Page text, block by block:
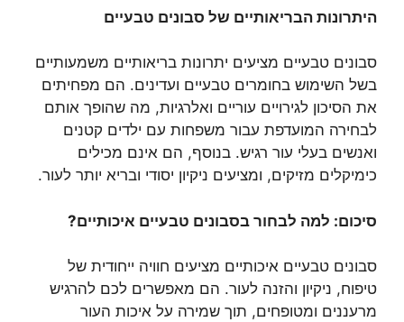
היתרונות הבריאותיים של סבונים טבעיים
סבונים טבעיים מציעים יתרונות בריאותיים משמעותיים
בשל השימוש בחומרים טבעיים ועדינים. הם מפחיתים
את הסיכון לגירויים עוריים ואלרגיות, מה שהופך אותם
לבחירה המועדפת עבור משפחות עם ילדים קטנים
ואנשים בעלי עור רגיש. בנוסף, הם אינם מכילים
כימיקלים מזיקים, ומציעים ניקיון יסודי ובריא יותר לעור.
סיכום: למה לבחור בסבונים טבעיים איכותיים?
סבונים טבעיים איכותיים מציעים חוויה ייחודית של
טיפוח, ניקיון והזנה לעור. הם מאפשרים לכם להרגיש
מרעננים ומטופחים, תוך שמירה על איכות העור